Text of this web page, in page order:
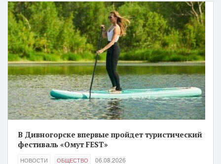
В Дивногорске впервые пройдет туристический
фестиваль «Омут FEST»
НОВОСТИ ОБЩЕСТВО 06.08.2026